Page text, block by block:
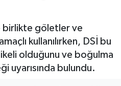
birlikte göletler ve
kullanılırken, DSİ bu
olduğunu ve boğulma
uyarısında bulundu.